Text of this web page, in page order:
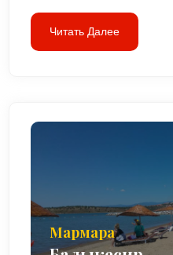
Читать Далее
Мармара